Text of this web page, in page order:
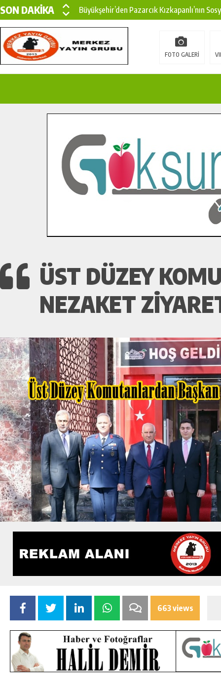
SON DAKİKA
Büyükşehir’den Pazarcık Kızkapanlı’nın
Büyükşehir’den Pazarcık Kırsalına Modern
Çin’den KSÜ’ye Uluslararası Başarı:
İlçe Jandarma Komutanı Karakaya’dan
Bertiz’in Yeni Köprüsünde Sona Doğru.
FOTO GALERİ
ÜST DÜZEY
NEZAKET
663 views